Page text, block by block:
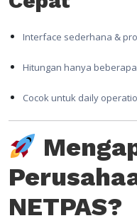
Interface sederhana &
Hitungan hanya
Cocok untuk daily
NETPAS?